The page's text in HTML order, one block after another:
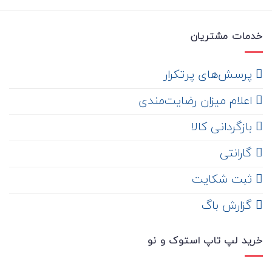
خدمات مشتریان
‌ پرسش‌های پرتکرار
اعلام میزان رضایت‌مندی
‌ بازگردانی کالا
گارانتی
ثبت شکایت
‌ گزارش باگ
خرید لپ تاپ استوک و نو